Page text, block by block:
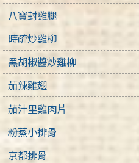
八寶封雞腿
時疏炒雞柳
黑胡椒醬炒雞柳
茄辣雞翅
茄汁里雞肉片
粉蒸小排骨
京都排骨